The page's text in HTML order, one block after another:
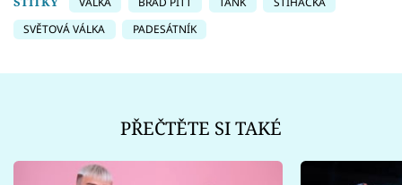
SVĚTOVÁ VÁLKA
PADESÁTNÍK
PŘEČTĚTE SI TAKÉ